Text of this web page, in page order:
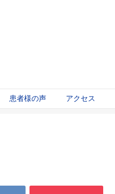
患者様の声 アクセス